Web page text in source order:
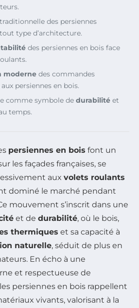
des persiennes
type d’architecture.
des persiennes en bois face
moderne des commandes
persiennes en bois.
comme symbole de durabilité et
temps.
persiennes en bois font un
les façades françaises, se
aux volets roulants
dominé le marché pendant
mouvement s’inscrit dans une
et de durabilité, où le bois,
thermiques et sa capacité à
naturelle, séduit de plus en
En écho à une
et respectueuse de
persiennes en bois rappellent
vivants, valorisant à la